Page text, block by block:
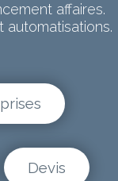
affaires.
automatisations.
Devis